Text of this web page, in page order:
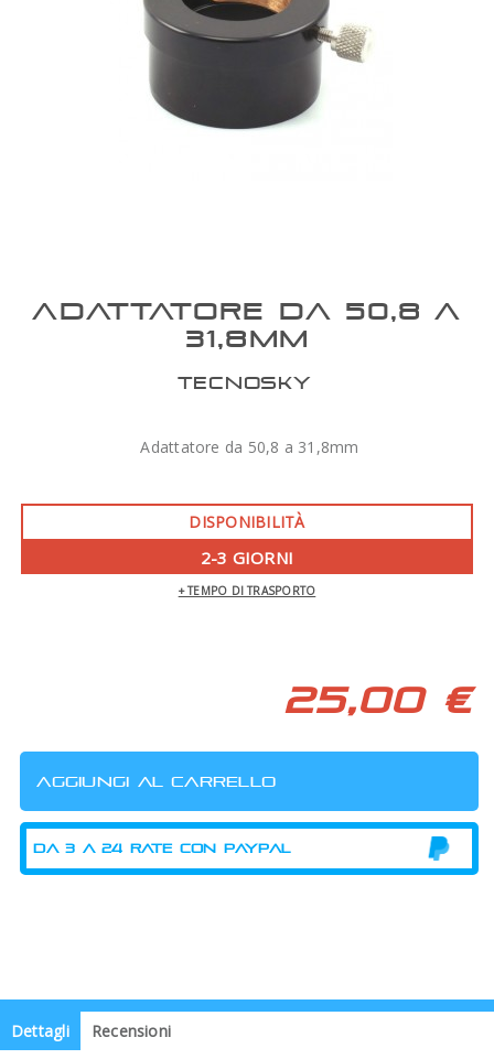
ADATTATORE DA 50,8 A
31,8MM
TECNOSKY
Adattatore da 50,8 a 31,8mm
DISPONIBILITÀ
2-3 GIORNI
+ TEMPO DI TRASPORTO
25,00 €
Dettagli Recensioni